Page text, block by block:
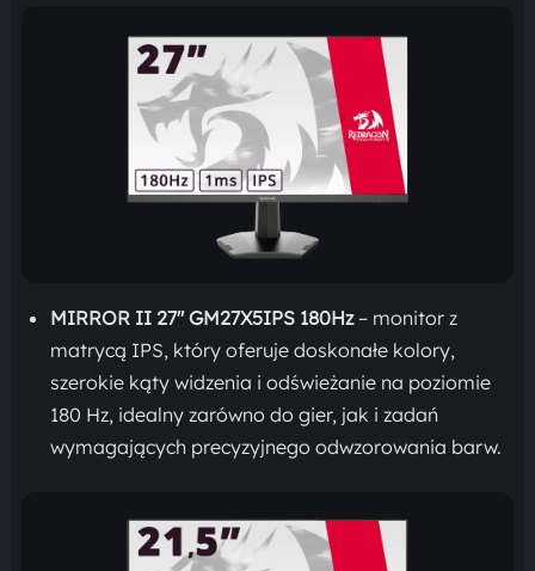
MIRROR II 27″ GM27X5IPS 180Hz– monitor z
matrycą IPS, który oferuje doskonałe kolory,
szerokie kąty widzenia i odświeżanie na poziomie
180 Hz, idealny zarówno do gier, jak i zadań
wymagających precyzyjnego odwzorowania barw.